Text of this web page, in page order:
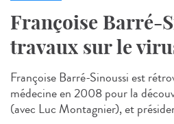
Françoise Barré-
travaux sur le
Françoise Barré-Sinoussi est
médecine en 2008 pour la
(avec Luc Montagnier), et